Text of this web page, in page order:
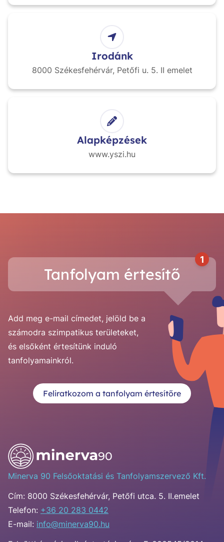
Irodánk
8000 Székesfehérvár, Petőfi u. 5. II emelet
Alapképzések
www.yszi.hu
Tanfolyam értesítő
1
Add meg e-mail címedet, jelöld be a
számodra szimpatikus területeket,
és elsőként értesítünk induló
tanfolyamainkról.
Feliratkozom a tanfolyam értesítőre
Minerva 90 Felsőoktatási és Tanfolyamszervező Kft.
Cím: 8000 Székesfehérvár, Petőfi utca. 5. II.emelet
Telefon: +36 20 283 0442
E-mail: info@minerva90.hu